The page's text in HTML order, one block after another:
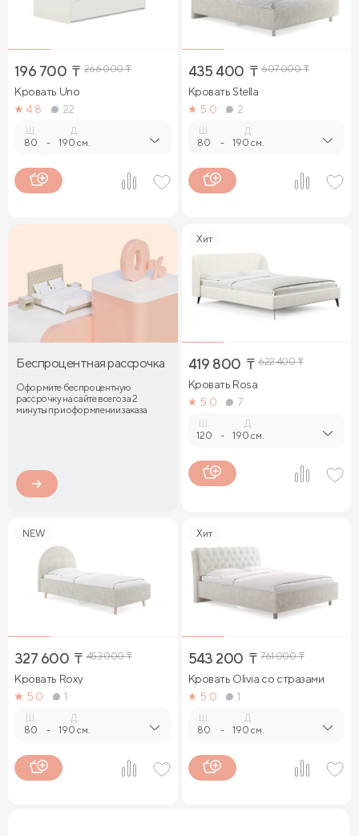
196 700 ₸ 266 000₸
Кровать Uno
4.8
22
80 -
Д.
190 см.
435 400 ₸ 607 000₸
Кровать Stella
5.0
2
80 -
Д.
190 см.
Беспроцентная рассрочка
Оформите беспроцентную
рассрочку на сайте всего за 2
минуты при оформлении заказа
Хит
419 800 ₸ 622 400₸
Кровать Rosa
5.0
7
120 -
Д.
190 см.
NEW
327 600 ₸ 453 000₸
Кровать Roxy
5.0
1
80 -
Д.
190 см.
Хит
543 200 ₸ 761 000₸
Кровать Olivia со стразами
5.0
1
80 -
Д.
190 см.